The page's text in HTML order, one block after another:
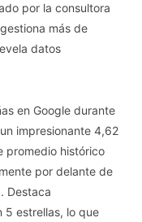
por la consultora
más de
datos
en Google durante
impresionante 4,62
promedio histórico
por delante de
Destaca
5 estrellas, lo que